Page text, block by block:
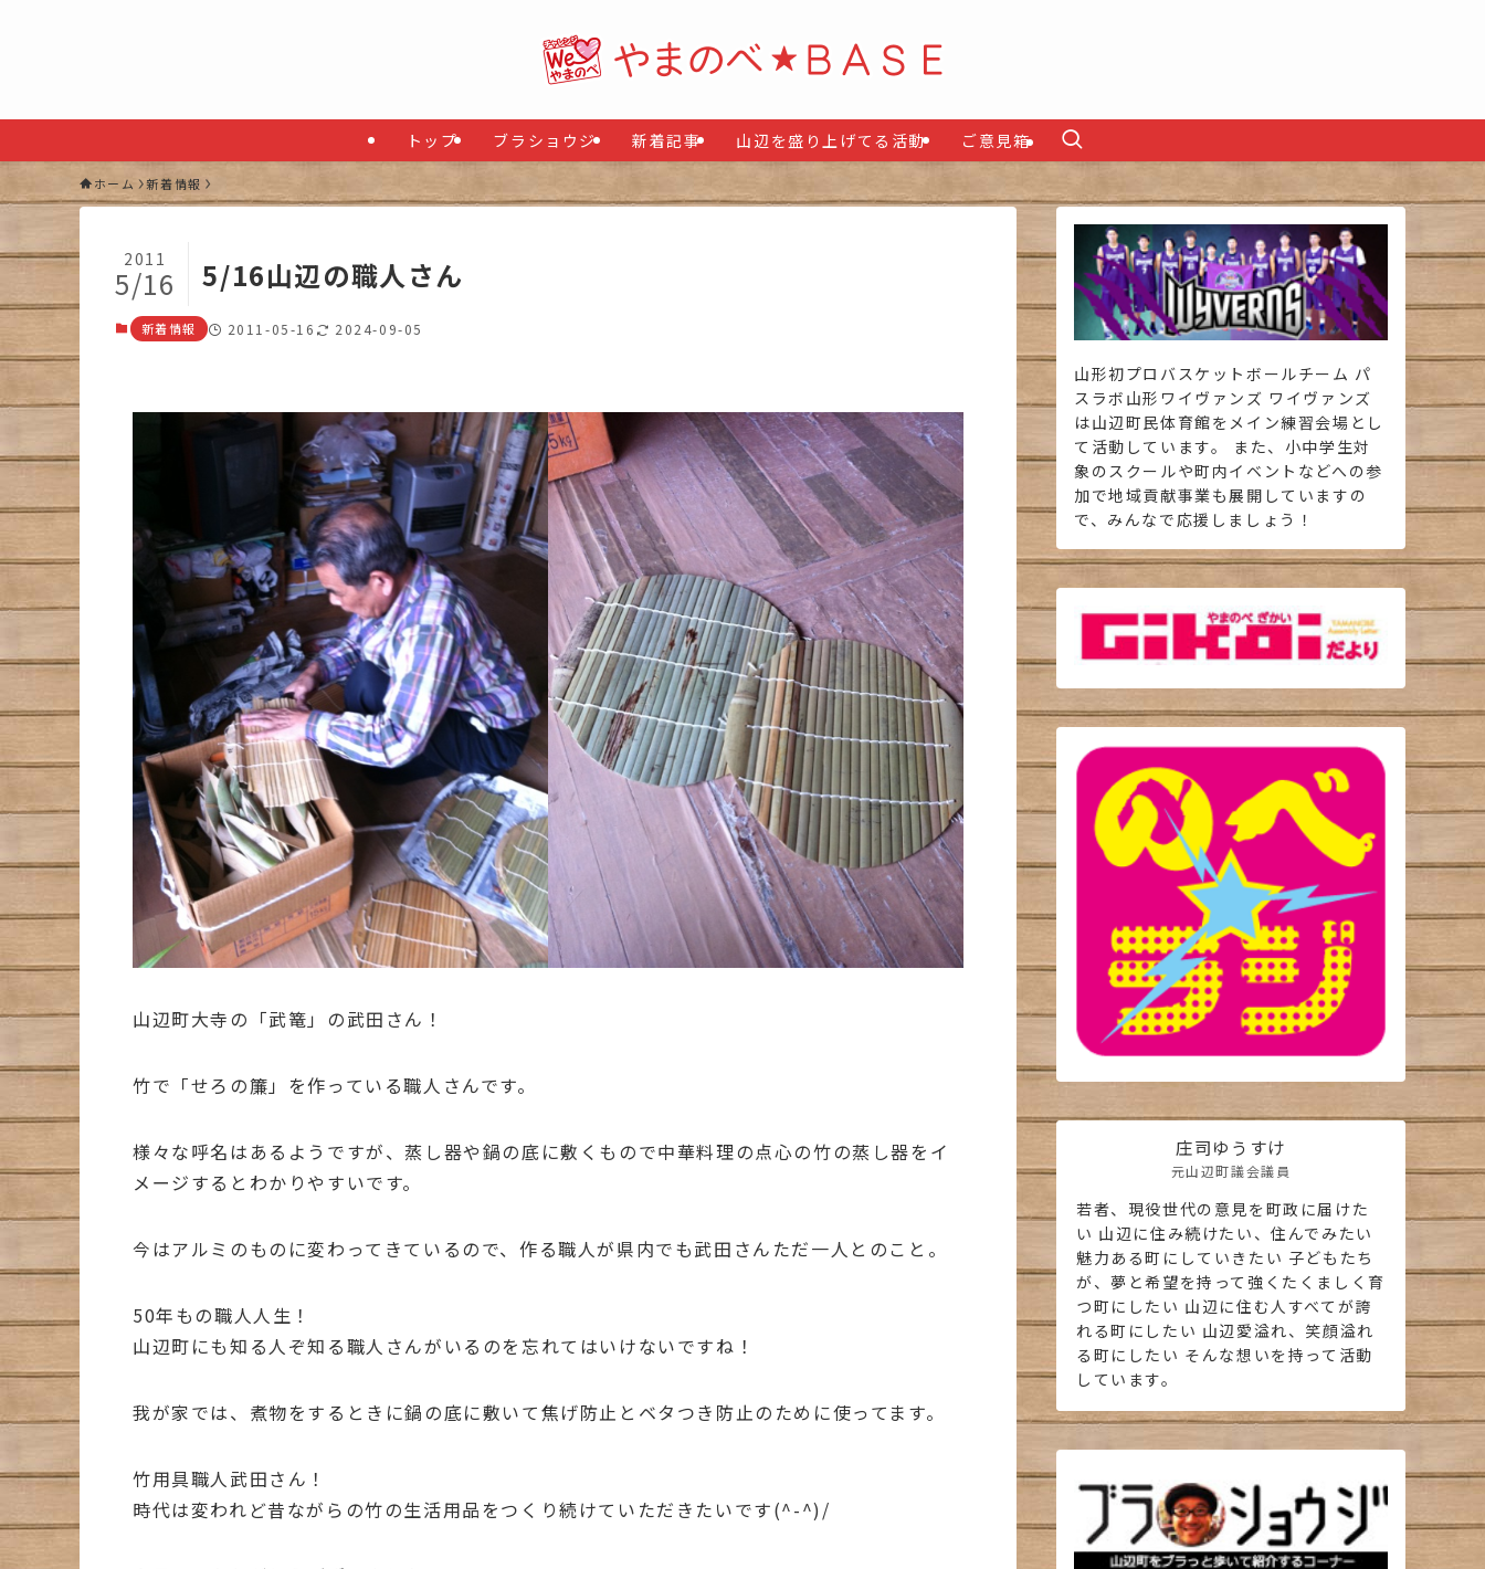
トップ ブラショウジ 新着記事 山辺を盛り上げてる活動 ご意見箱
ホーム 新着情報
5/16山辺の職人さん
2011
5/16
新着情報 2011-05-16 2024-09-05
山辺町大寺の「武篭」の武田さん！
竹で「せろの簾」を作っている職人さんです。
様々な呼名はあるようですが、蒸し器や鍋の底に敷くもので中華料理の点心の竹の蒸し器をイ
メージするとわかりやすいです。
今はアルミのものに変わってきているので、作る職人が県内でも武田さんただ一人とのこと。
50年もの職人人生！
山辺町にも知る人ぞ知る職人さんがいるのを忘れてはいけないですね！
我が家では、煮物をするときに鍋の底に敷いて焦げ防止とベタつき防止のために使ってます。
竹用具職人武田さん！
時代は変われど昔ながらの竹の生活用品をつくり続けていただきたいです(^-^)/
山形初プロバスケットボールチーム パ
スラボ山形ワイヴァンズ ワイヴァンズ
は山辺町民体育館をメイン練習会場とし
て活動しています。 また、小中学生対
象のスクールや町内イベントなどへの参
加で地域貢献事業も展開していますの
で、みんなで応援しましょう！
庄司ゆうすけ
元山辺町議会議員
若者、現役世代の意見を町政に届けた
い 山辺に住み続けたい、住んでみたい
魅力ある町にしていきたい 子どもたち
が、夢と希望を持って強くたくましく育
つ町にしたい 山辺に住む人すべてが誇
れる町にしたい 山辺愛溢れ、笑顔溢れ
る町にしたい そんな想いを持って活動
しています。